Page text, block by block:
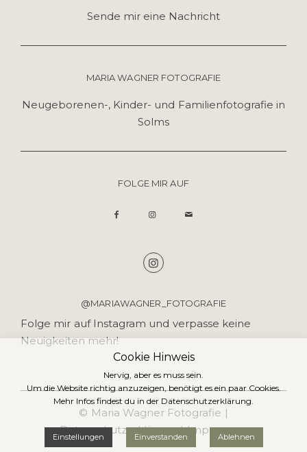
Sende mir eine Nachricht
MARIA WAGNER FOTOGRAFIE
Neugeborenen-, Kinder- und Familienfotografie in
Solms
FOLGE MIR AUF
@MARIAWAGNER_FOTOGRAFIE
Folge mir auf Instagram und verpasse keine
Neuigkeiten mehr!
© Maria Wagner Fotografie |
Datenschutzerklärung|Impressum
Cookie Hinweis
Nervig, aber es muss sein.
Um die Website richtig anzuzeigen, benötigt es ein paar Cookies.
Mehr Infos findest du in der Datenschutzerklärung.
Einstellungen Einverstanden Ablehnen